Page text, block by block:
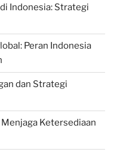
Indonesia: Strategi
Peran Indonesia
dan Strategi
Ketersediaan